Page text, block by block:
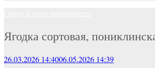
Ягодка сортовая,
26.03.2026 14:4006.05.2026 14:39